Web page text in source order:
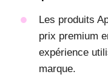
Les produits
prix premium
expérience
marque.